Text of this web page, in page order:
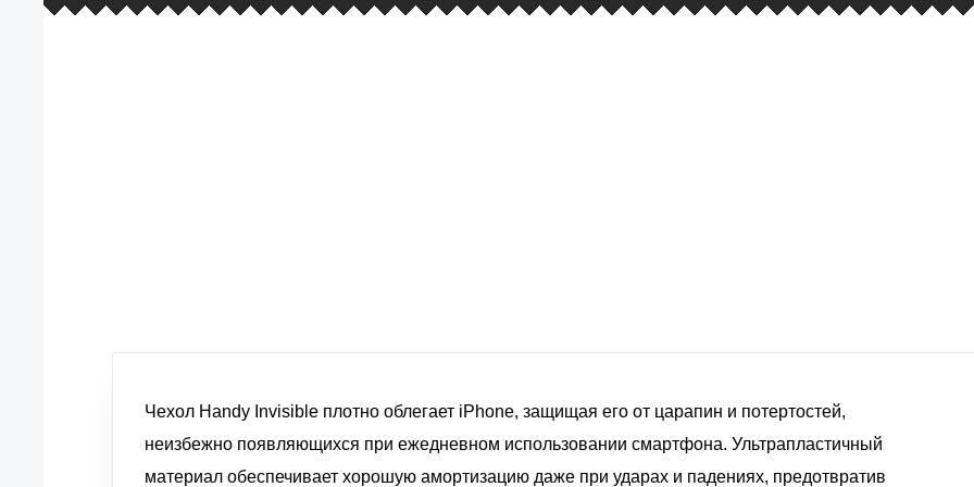
Чехол Handy Invisible плотно облегает iPhone, защищая его от царапин и потертостей,
неизбежно появляющихся при ежедневном использовании смартфона. Ультрапластичный
материал обеспечивает хорошую амортизацию даже при ударах и падениях, предотвратив